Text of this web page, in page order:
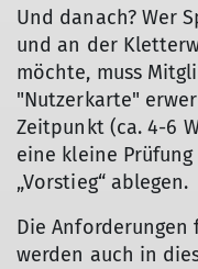
Und danach? Wer
und an der
möchte, muss
"Nutzerkarte"
Zeitpunkt (ca. 4-6
eine kleine
„Vorstieg“ ablegen.
Die Anforderungen
werden auch in